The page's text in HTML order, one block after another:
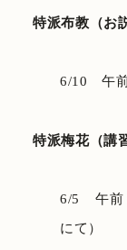
特派布教（お
6/10 午
特派梅花（講
6/5 午前
にて）